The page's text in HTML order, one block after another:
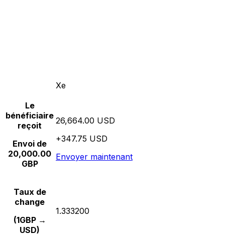
Xe
Le
bénéficiaire
reçoit
Envoi de
20,000.00
GBP
26,664.00 USD
+347.75 USD
Envoyer maintenant
Taux de
change
(1GBP →
USD)
1.333200